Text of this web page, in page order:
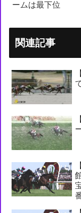
ームは最下位
関連記事